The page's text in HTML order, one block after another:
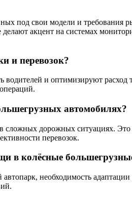
под свои модели и требования
акцент на системах
и перевозок?
и оптимизируют расход
автомобилях?
сложных дорожных ситуациях.
перевозок.
в колёсные
необходимость